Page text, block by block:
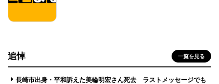
追悼 一覧を見る
長崎市出身・平和訴えた美輪明宏さん死去 ラストメッセージでも